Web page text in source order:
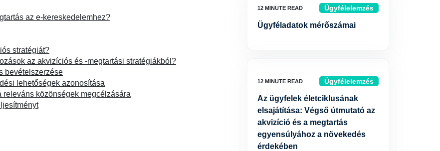
az e-kereskedelemhez?
stratégiát?
az akvizíciós és -megtartási stratégiákból?
bevételszerzése
lehetőségek azonosítása
közönségek megcélzására
Ügyfélelemzés
Ügyféladatok mérőszámai
Ügyfélelemzés
Az ügyfelek életciklusának
elsajátítása: Végső útmutató az
akvizíció és a megtartás
egyensúlyához a növekedés
érdekében